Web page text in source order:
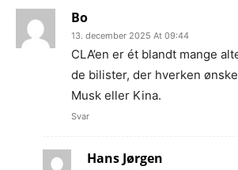
Bo
13. december 2025 At 09:44
CLA’en er ét blandt mange
de bilister, der hverken
Musk eller Kina.
Svar
Hans Jørgen